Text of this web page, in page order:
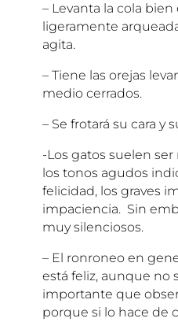
– Levanta la cola
ligeramente
agita.
– Tiene las orejas
medio cerrados.
– Se frotará su cara y
-Los gatos suelen
los tonos agudos
felicidad, los graves
impaciencia. Sin
muy silenciosos.
– El ronroneo en
está feliz, aunque no
importante que
porque si lo hace de